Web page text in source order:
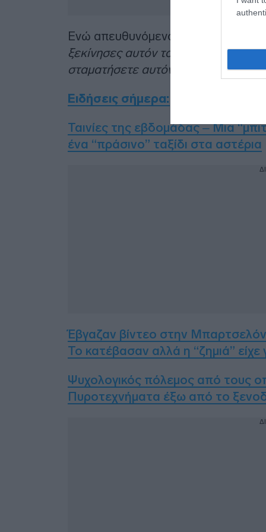
Ενώ απευθυνόμενος στον πρόεδρο
ξεκίνησες αυτόν τον πόλεμο.
σταματήσετε αυτόν τον πόλεμο’’.
Ειδήσεις σήμερα:
Ταινίες της εβδομάδας – Μια
ένα “πράσινο” ταξίδι στα αστέρια
Έβγαζαν βίντεο στην
Το κατέβασαν αλλά η “ζημιά” είχε
Ψυχολογικός πόλεμος από τους
Πυροτεχνήματα έξω από το